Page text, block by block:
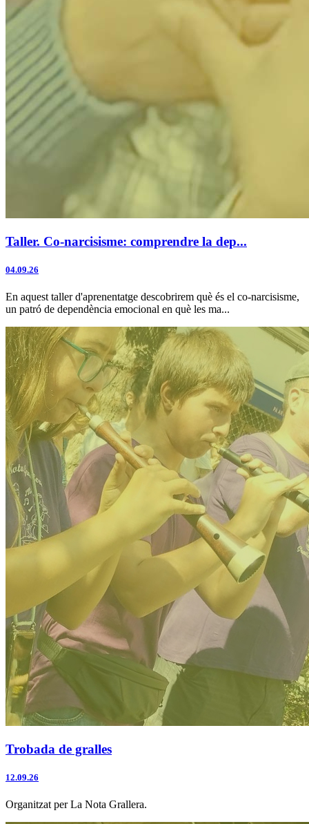
Taller. Co-narcisisme: comprendre la dep...
04.09.26
En aquest taller d'aprenentatge descobrirem què és el co-narcisisme,
un patró de dependència emocional en què les ma...
Trobada de gralles
12.09.26
Organitzat per La Nota Grallera.